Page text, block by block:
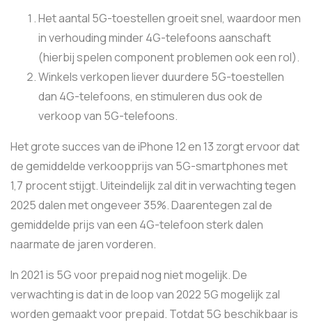
Het aantal 5G-toestellen groeit snel, waardoor men
in verhouding minder 4G-telefoons aanschaft
(hierbij spelen component problemen ook een rol).
Winkels verkopen liever duurdere 5G-toestellen
dan 4G-telefoons, en stimuleren dus ook de
verkoop van 5G-telefoons.
Het grote succes van de iPhone 12 en 13 zorgt ervoor dat
de gemiddelde verkoopprijs van 5G-smartphones met
1,7 procent stijgt. Uiteindelijk zal dit in verwachting tegen
2025 dalen met ongeveer 35%. Daarentegen zal de
gemiddelde prijs van een 4G-telefoon sterk dalen
naarmate de jaren vorderen.
In 2021 is 5G voor prepaid nog niet mogelijk. De
verwachting is dat in de loop van 2022 5G mogelijk zal
worden gemaakt voor prepaid. Totdat 5G beschikbaar is